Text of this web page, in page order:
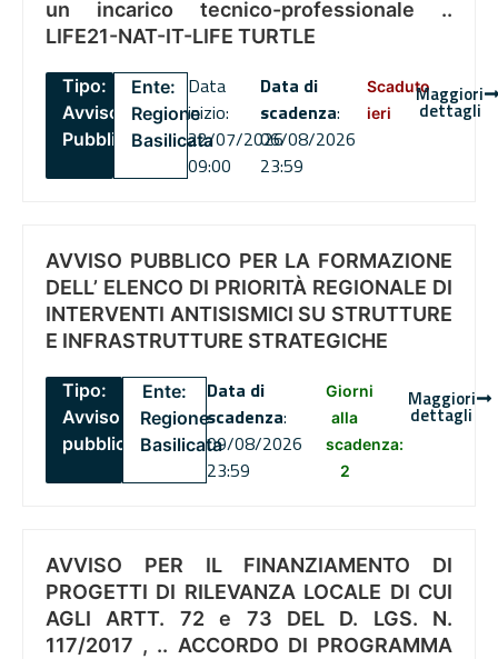
un incarico tecnico-professionale ..
LIFE21-NAT-IT-LIFE TURTLE
Tipo:
Avviso
Pubblico
Ente:
Regione
Basilicata
Data
inizio:
22/07/2026
09:00
Data di
scadenza:
06/08/2026
23:59
Scaduto
ieri
Maggiori
dettagli
AVVISO PUBBLICO PER LA FORMAZIONE
DELL’ ELENCO DI PRIORITÀ REGIONALE DI
INTERVENTI ANTISISMICI SU STRUTTURE
E INFRASTRUTTURE STRATEGICHE
Tipo:
Avviso
pubblico
Ente:
Regione
Basilicata
Data di
scadenza:
09/08/2026
23:59
Giorni
alla
scadenza:
2
Maggiori
dettagli
AVVISO PER IL FINANZIAMENTO DI
PROGETTI DI RILEVANZA LOCALE DI CUI
AGLI ARTT. 72 e 73 DEL D. LGS. N.
117/2017 , .. ACCORDO DI PROGRAMMA